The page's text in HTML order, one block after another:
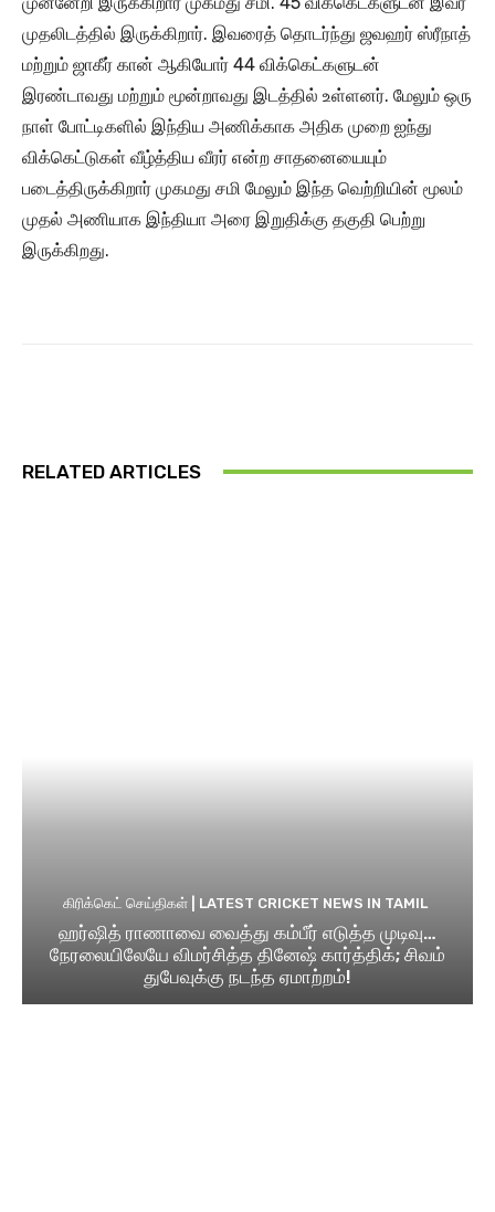
முதலிடத்தில் இருக்கிறார். இவரைத் தொடர்ந்து ஜவஹர் ஸ்ரீநாத்
மற்றும் ஜாகீர் கான் ஆகியோர் 44 விக்கெட்களுடன்
இரண்டாவது மற்றும் மூன்றாவது இடத்தில் உள்ளனர். மேலும் ஒரு
நாள் போட்டிகளில் இந்திய அணிக்காக அதிக முறை ஐந்து
விக்கெட்டுகள் வீழ்த்திய வீரர் என்ற சாதனையையும்
படைத்திருக்கிறார் முகமது சமி மேலும் இந்த வெற்றியின் மூலம்
முதல் அணியாக இந்தியா அரை இறுதிக்கு தகுதி பெற்று
இருக்கிறது.
RELATED ARTICLES
கிரிக்கெட் செய்திகள் | LATEST CRICKET NEWS IN TAMIL
ஹர்ஷித் ராணாவை வைத்து கம்பீர் எடுத்த முடிவு…
நேரலையிலேயே விமர்சித்த தினேஷ் கார்த்திக்; சிவம்
துபேவுக்கு நடந்த ஏமாற்றம்!